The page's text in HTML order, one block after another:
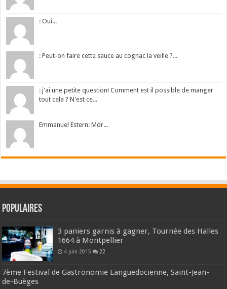
: Oui...
: Peut-on faire cette sauce au cognac la veille ?...
: j'ai une petite question! Comment est il possible de manger
tout cela ? N'est ce...
Emmanuel Estern: Mdr...
Populaires
3 paniers garnis à gagner, Tournée des Halles
1664 à Montpellier
4 juin 2015 22
7ème Festival de Gastronomie Languedocienne, Saint-Jean-
de-Buèges